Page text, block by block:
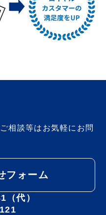
相談等は お気軽にお問
フォーム
代）